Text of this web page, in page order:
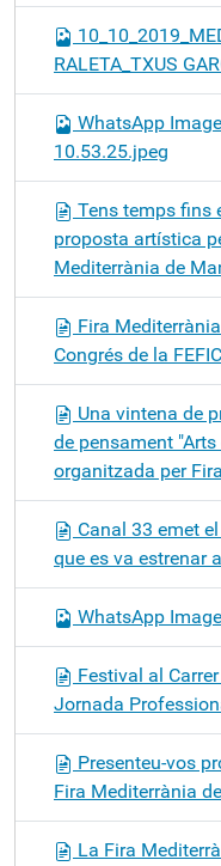
RALETA_TXUS
WhatsApp
10.53.25.jpeg
Tens temps fins
proposta artística
Mediterrània de
Fira
Congrés de la
Una vintena de
de pensament
organitzada per
Canal 33 emet
que es va estrenar
WhatsApp
Festival al
Jornada
Presenteu-vos
Fira Mediterrània
La Fira